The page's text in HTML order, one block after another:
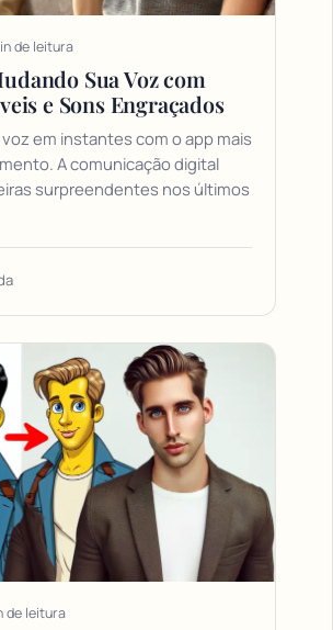
de leitura
Sua Voz com
e Sons Engraçados
em instantes com o app mais
A comunicação digital
surpreendentes nos últimos
de leitura